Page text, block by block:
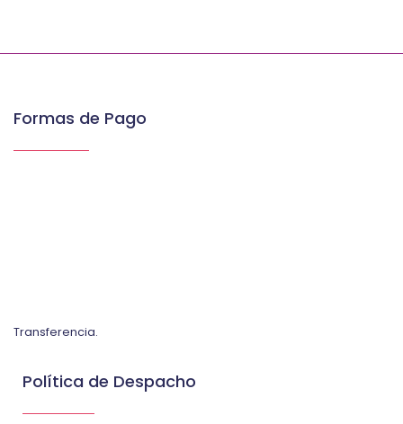
Formas de Pago
Transferencia.
Política de Despacho